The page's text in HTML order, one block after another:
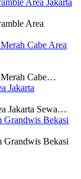
Area Jakarta
Area
Cabe Area
Merah Cabe…
Jakarta
Jakarta Sewa…
Grandwis Bekasi
Grandwis Bekasi